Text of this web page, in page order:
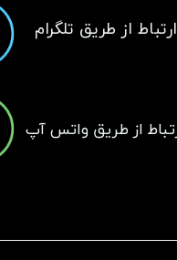
​ارتباط از طریق تلگرام
از طریق واتس آپ